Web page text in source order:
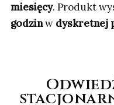
miesięcy. Produkt
godzinw dyskretnej